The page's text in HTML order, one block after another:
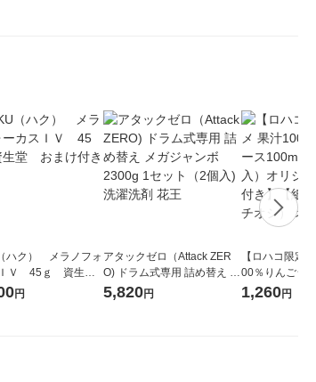
ハク） メラノフォ
ＩＶ 45ｇ 資生
付き
円
アタックゼロ（Attack ZER
O) ドラム式専用 詰め替え メ
ガジャンボ 2300g 1セット
5,820円
【ロハコ限定
00％りんごジ
箱（18本入）
1,260円